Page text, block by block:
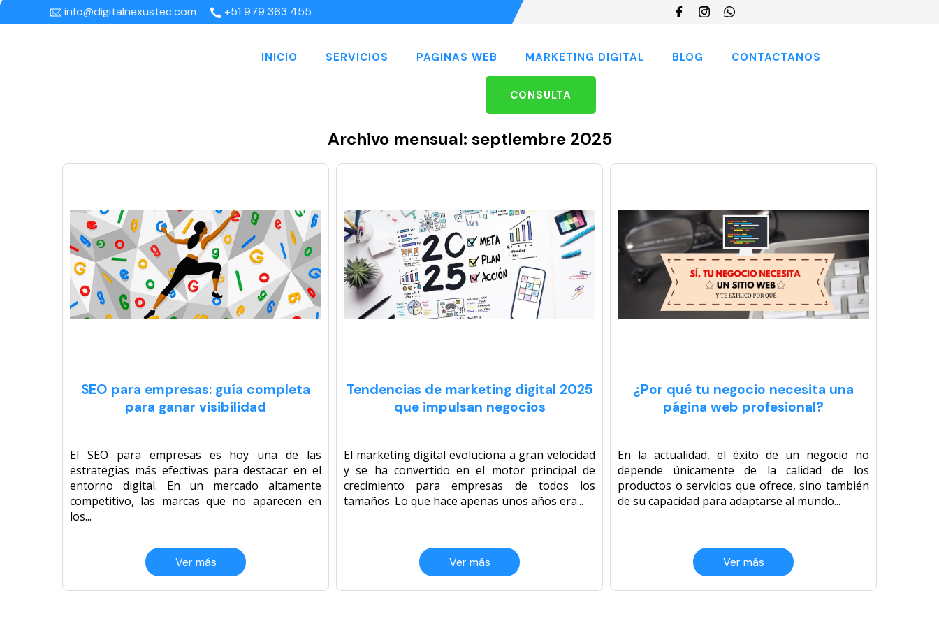
info@digitalnexustec.com +51 979 363 455
language
INICIO SERVICIOS PAGINAS WEB MARKETING DIGITAL BLOG CONTACTANOS
CONSULTA
Archivo mensual: septiembre 2025
SEO para empresas: guía completa
para ganar visibilidad
El SEO para empresas es hoy una de las
estrategias más efectivas para destacar en el
entorno digital. En un mercado altamente
competitivo, las marcas que no aparecen en
los...
Ver más
Tendencias de marketing digital 2025
que impulsan negocios
El marketing digital evoluciona a gran velocidad
y se ha convertido en el motor principal de
crecimiento para empresas de todos los
tamaños. Lo que hace apenas unos años era...
Ver más
¿Por qué tu negocio necesita una
página web profesional?
En la actualidad, el éxito de un negocio no
depende únicamente de la calidad de los
productos o servicios que ofrece, sino también
de su capacidad para adaptarse al mundo...
Ver más